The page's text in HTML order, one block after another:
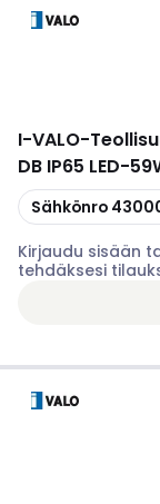
I-VALO-
DB IP65 LED-
Kopioi
Sähkönro
Kirjaudu sisään
tehdäksesi